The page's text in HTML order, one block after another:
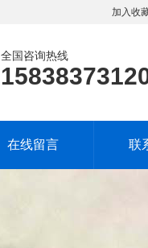
加入收
全国咨询热线
在线留言 联